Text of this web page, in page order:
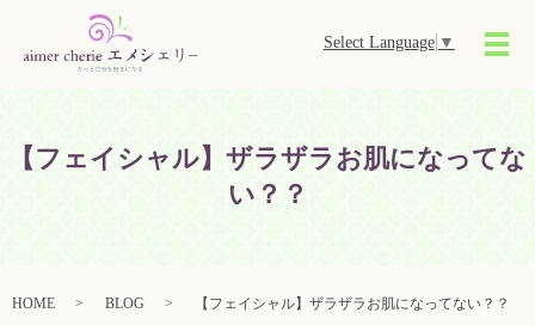
Select Language ▼
メ
【フェイシャル】ザラザラお肌になってな
い？？
HOME BLOG 【フェイシャル】ザラザラお肌になってない？？